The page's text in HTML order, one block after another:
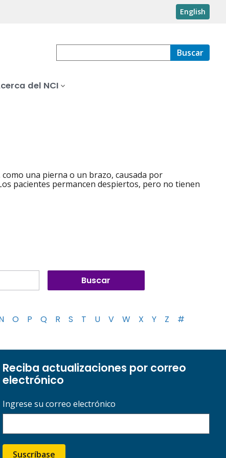
English
Buscar
del NCI
una pierna o un brazo, causada por
pacientes permancen despiertos, pero no tienen
O P Q R S T U V W X Y Z #
Reciba actualizaciones por correo
electrónico
Ingrese su correo electrónico
Suscríbase